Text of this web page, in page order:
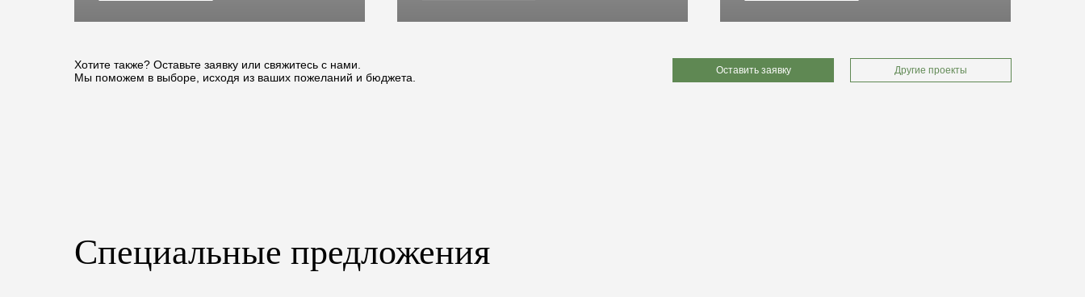
Хотите также? Оставьте заявку или свяжитесь с нами.
Мы поможем в выборе, исходя из ваших пожеланий и бюджета.
Оставить заявку Другие проекты
Специальные предложения